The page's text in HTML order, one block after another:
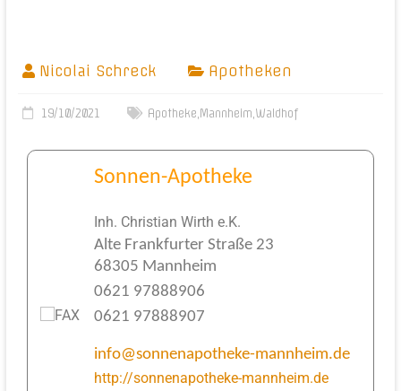
Nicolai Schreck Apotheken
19/10/2021 Apotheke, Mannheim,Waldhof
Sonnen-Apotheke
Inh. Christian Wirth e.K.
Alte Frankfurter Straße 23
68305 Mannheim
0621 97888906
0621 97888907
info@sonnenapotheke-mannheim.de
http://sonnenapotheke-mannheim.de